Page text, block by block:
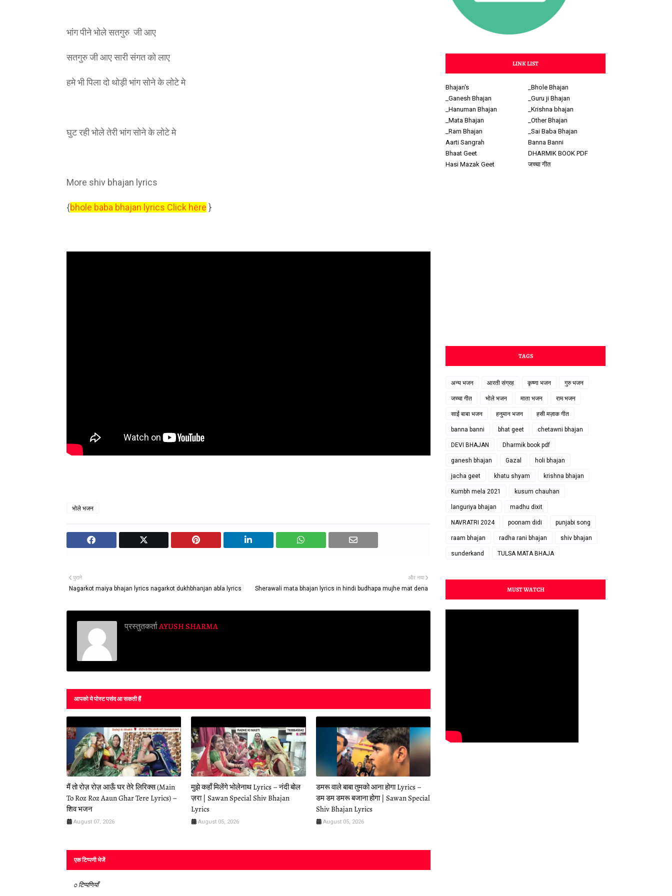
भांग पीने भोले सतगुरु जी आए
सतगुरु जी आए सारी संगत को लाए
हमे भी पिला दो थोड़ी भांग सोने के लोटे मे
घुट रही भोले तेरी भांग सोने के लोटे मे
More shiv bhajan lyrics
{bhole baba bhajan lyrics Click here }
भोले भजन
और नया
Sherawali mata bhajan lyrics in hindi budhapa mujhe mat dena
पुराने
Nagarkot maiya bhajan lyrics nagarkot dukhbhanjan abla lyrics
प्रस्तुतकर्ताAYUSH SHARMA
आपको ये पोस्ट पसंद आ सकती हैं
मैं तो रोज़ रोज़ आऊँ घर तेरे लिरिक्स (Main
To Roz Roz Aaun Ghar Tere Lyrics) –
शिव भजन
August 07, 2026
मुझे कहाँ मिलेंगे भोलेनाथ Lyrics – नंदी बोल
ज़रा | Sawan Special Shiv Bhajan
Lyrics
August 05, 2026
डमरू वाले बाबा तुमको आना होगा Lyrics –
डम डम डमरू बजाना होगा | Sawan Special
Shiv Bhajan Lyrics
August 05, 2026
एक टिप्पणी भेजें
0 टिप्पणियाँ
LINK LIST
Bhajan's
_Bhole Bhajan
_Ganesh Bhajan
_Guru ji Bhajan
_Hanuman Bhajan
_Krishna bhajan
_Mata Bhajan
_Other Bhajan
_Ram Bhajan
_Sai Baba Bhajan
Aarti Sangrah
Banna Banni
Bhaat Geet
DHARMIK BOOK PDF
Hasi Mazak Geet
जच्चा गीत
TAGS
अन्य भजन आरती संग्रह कृष्णा भजन गुरु भजन
जच्चा गीत भोले भजन माता भजन राम भजन
साईं बाबा भजन हनुमान भजन हसी मज़ाक गीत
banna banni bhat geet chetawni bhajan
DEVI BHAJAN Dharmik book pdf
ganesh bhajan Gazal holi bhajan
jacha geet khatu shyam krishna bhajan
Kumbh mela 2021 kusum chauhan
languriya bhajan madhu dixit
NAVRATRI 2024 poonam didi punjabi song
raam bhajan radha rani bhajan shiv bhajan
sunderkand TULSA MATA BHAJA
MUST WATCH